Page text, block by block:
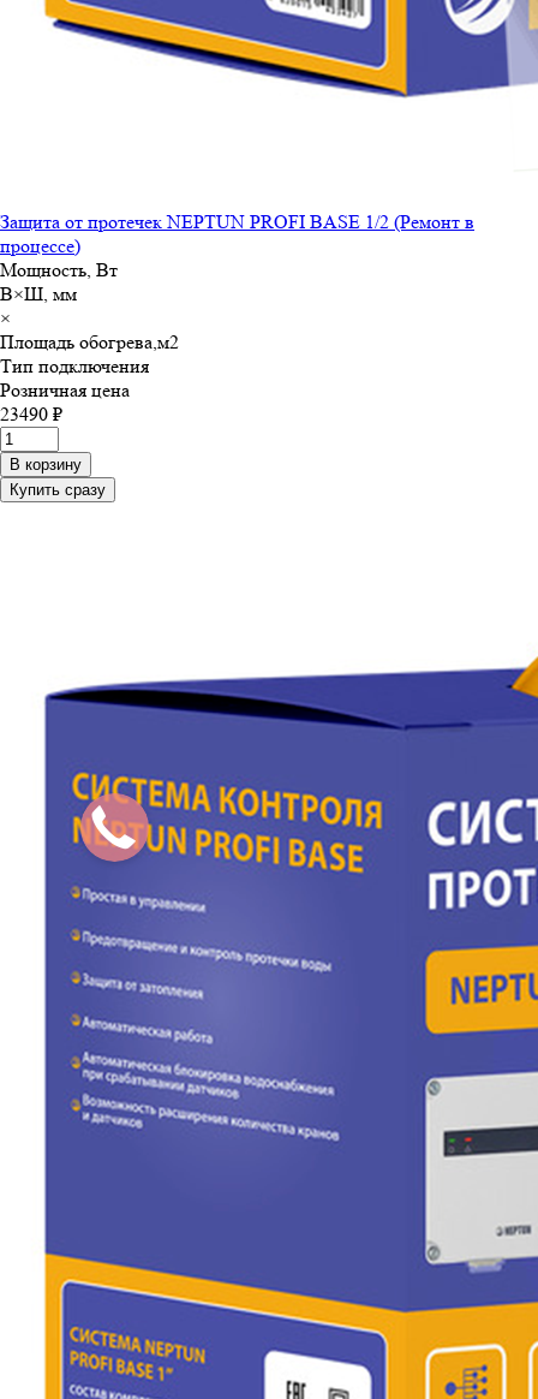
Защита от протечек NEPTUN PROFI BASE 1/2 (Ремонт в
процессе)
Мощность, Вт
В×Ш, мм
×
Площадь обогрева,м2
Тип подключения
Розничная цена
23490 ₽
В корзину
Купить сразу